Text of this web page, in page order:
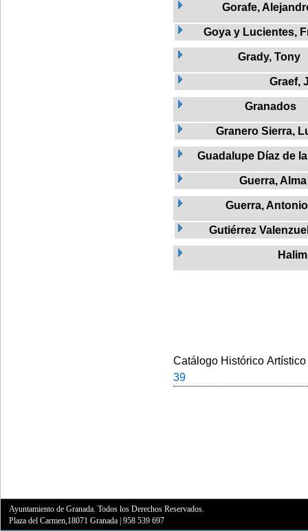
Gorafe,
Goya y Lucientes,
Grady, Tony
Graef,
Granados
Granero Sierra,
Guadalupe Díaz de
Guerra, Alma
Guerra, Antonio
Gutiérrez
Halim
Catálogo Histórico
39
Ayuntamiento de Granada. Todos los Derechos Reservados.
Plaza del Carmen,18071 Granada |958 539 697